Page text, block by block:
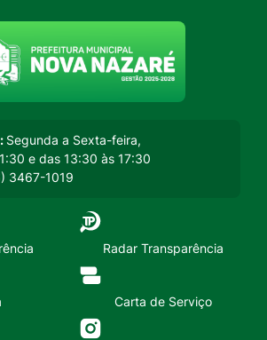
menu principal
Segunda a Sexta-feira,
e das 13:30 às 17:30
3467-1019
Radar Transparência
Carta de Serviço